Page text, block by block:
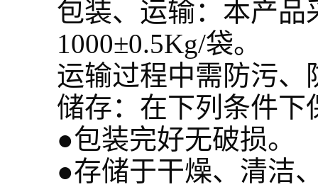
包装、运输：本产品
1000±0.5Kg/袋。
运输过程中需防污、
储存：在下列条件下
●包装完好无破损。
●存储于干燥、清洁